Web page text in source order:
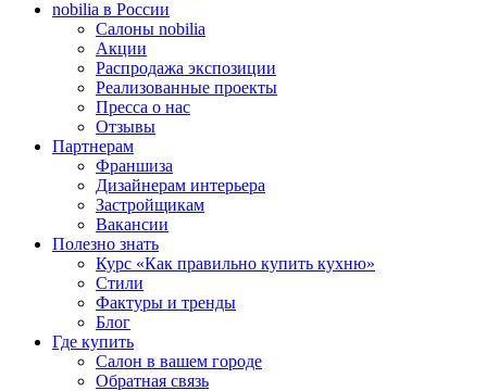
nobilia в России
Салоны nobilia
Акции
Распродажа экспозиции
Реализованные проекты
Пресса о нас
Отзывы
Партнерам
Франшиза
Дизайнерам интерьера
Застройщикам
Вакансии
Полезно знать
Курс «Как правильно купить кухню»
Cтили
Фактуры и тренды
Блог
Где купить
Салон в вашем городе
Обратная связь